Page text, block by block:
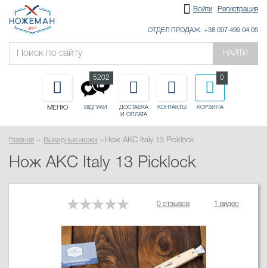
Войти Регистрация
ОТДЕЛ ПРОДАЖ: +38 097 499 04 05
НАЙТИ
МЕНЮ ВІДГУКИ
5202
ДОСТАВКА
И ОПЛАТА
КОНТАКТЫ КОРЗИНА
0
Главная Выкидные ножи Нож AKC Italy 13 Picklock
Нож AKC Italy 13 Picklock
0 отзывов 1 видео